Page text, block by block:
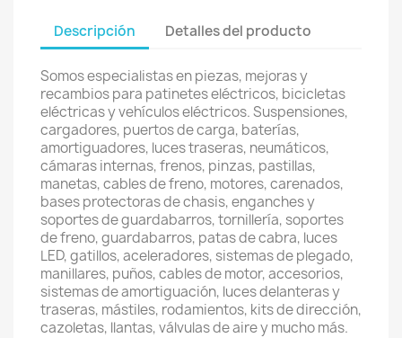
Descripción Detalles del producto
Somos especialistas en piezas, mejoras y
recambios para patinetes eléctricos, bicicletas
eléctricas y vehículos eléctricos. Suspensiones,
cargadores, puertos de carga, baterías,
amortiguadores, luces traseras, neumáticos,
cámaras internas, frenos, pinzas, pastillas,
manetas, cables de freno, motores, carenados,
bases protectoras de chasis, enganches y
soportes de guardabarros, tornillería, soportes
de freno, guardabarros, patas de cabra, luces
LED, gatillos, aceleradores, sistemas de plegado,
manillares, puños, cables de motor, accesorios,
sistemas de amortiguación, luces delanteras y
traseras, mástiles, rodamientos, kits de dirección,
cazoletas, llantas, válvulas de aire y mucho más.